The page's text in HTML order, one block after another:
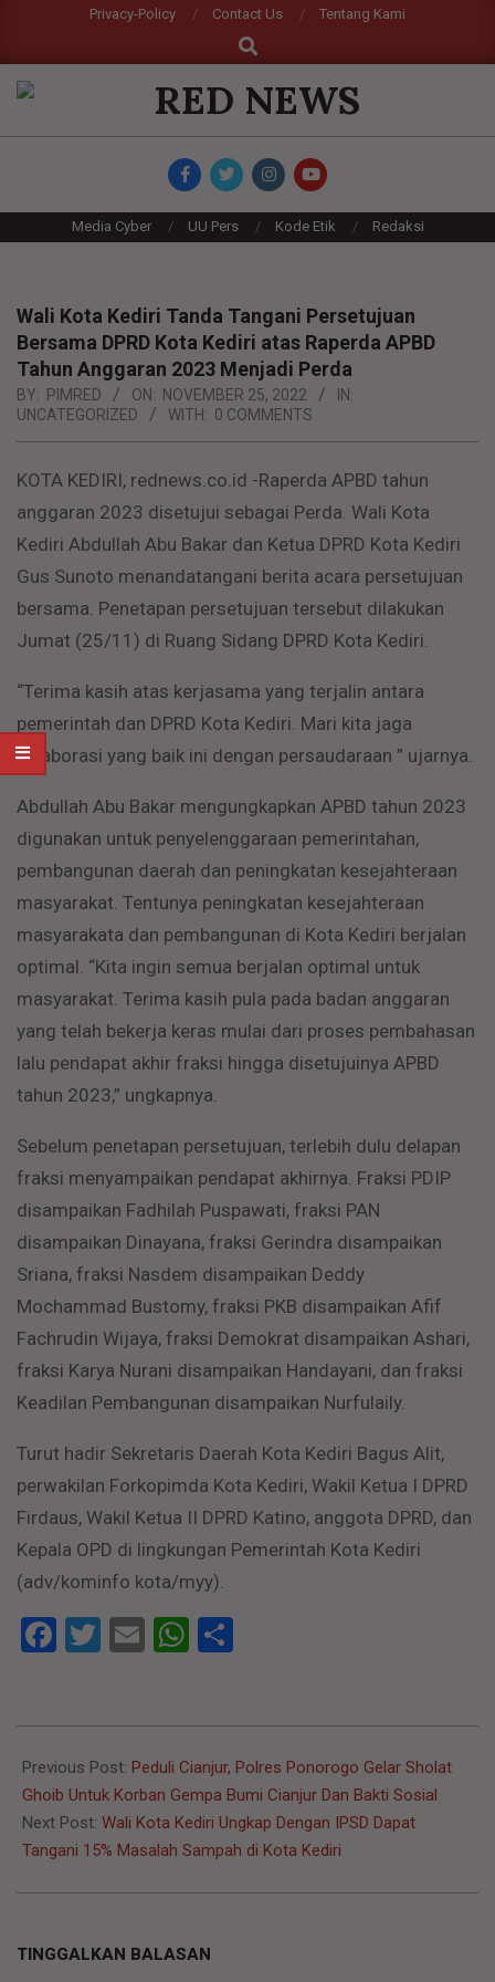
content
Privacy-Policy Contact Us
Tentang Kami
Search
RED
Media Cyber UU Pers Kode Etik Redaksi
Wali Kota Kediri Tanda Tangani Persetujuan
Bersama DPRD Kota Kediri atas Raperda APBD
Tahun Anggaran 2023 Menjadi Perda
BY: PIMRED ON: NOVEMBER 25, 2022
IN:
UNCATEGORIZED
WITH: 0 COMMENTS
KOTA KEDIRI, rednews.co.id -Raperda APBD tahun
anggaran 2023 disetujui sebagai Perda. Wali Kota
Kediri Abdullah Abu Bakar dan Ketua DPRD Kota Kediri
Gus Sunoto menandatangani berita acara persetujuan
bersama. Penetapan persetujuan tersebut dilakukan
Jumat (25/11) di Ruang Sidang DPRD Kota Kediri.
“Terima kasih atas kerjasama yang terjalin antara
pemerintah dan DPRD Kota Kediri. Mari kita jaga
kolaborasi yang baik ini dengan persaudaraan ” ujarnya.
Abdullah Abu Bakar mengungkapkan APBD tahun 2023
digunakan untuk penyelenggaraan pemerintahan,
pembangunan daerah dan peningkatan kesejahteraan
masyarakat. Tentunya peningkatan kesejahteraan
masyarakata dan pembangunan di Kota Kediri berjalan
optimal. “Kita ingin semua berjalan optimal untuk
masyarakat. Terima kasih pula pada badan anggaran
yang telah bekerja keras mulai dari proses pembahasan
lalu pendapat akhir fraksi hingga disetujuinya APBD
tahun 2023,” ungkapnya.
Sebelum penetapan persetujuan, terlebih dulu delapan
fraksi menyampaikan pendapat akhirnya. Fraksi PDIP
disampaikan Fadhilah Puspawati, fraksi PAN
disampaikan Dinayana, fraksi Gerindra disampaikan
Sriana, fraksi Nasdem disampaikan Deddy
Mochammad Bustomy, fraksi PKB disampaikan Afif
Fachrudin Wijaya, fraksi Demokrat disampaikan Ashari,
fraksi Karya Nurani disampaikan Handayani, dan fraksi
Keadilan Pembangunan disampaikan Nurfulaily.
Turut hadir Sekretaris Daerah Kota Kediri Bagus Alit,
perwakilan Forkopimda Kota Kediri, Wakil Ketua I DPRD
Firdaus, Wakil Ketua II DPRD Katino, anggota DPRD, dan
Kepala OPD di lingkungan Pemerintah Kota Kediri
(adv/kominfo kota/myy).
Facebook
Twitter
EmailWhatsApp
11-
25
Previous Post: Peduli Cianjur, Polres Ponorogo Gelar Sholat
Ghoib Untuk Korban Gempa Bumi Cianjur Dan Bakti Sosial
Next Post: Wali Kota Kediri Ungkap Dengan IPSD Dapat
Tangani 15% Masalah Sampah di Kota Kediri
TINGGALKAN BALASAN